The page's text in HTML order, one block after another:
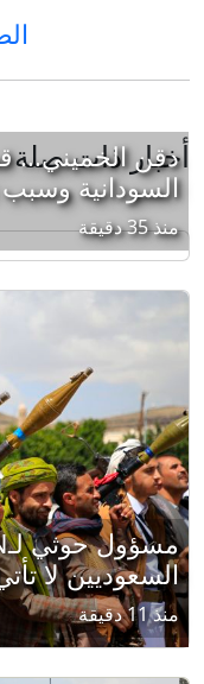
أخبار ذات صلة
دقن الخميني...
السودانية
منذ 35 دقيقة
السعوديين لا
منذ 11 دقيقة